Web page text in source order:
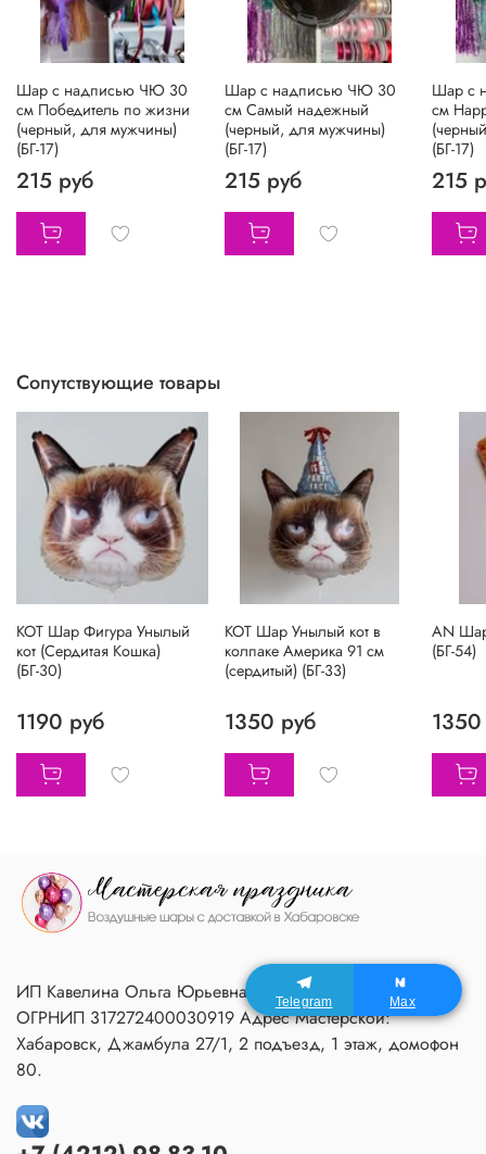
Шар с надписью ЧЮ 30
см Победитель по жизни
(черный, для мужчины)
(БГ-17)
215 руб
Шар с надписью ЧЮ 30
см Самый надежный
(черный, для мужчины)
(БГ-17)
215 руб
Шар с
см
(БГ-17)
215
Сопутствующие товары
КОТ Шар Фигура Унылый
кот (Сердитая Кошка)
(БГ-30)
1190 руб
КОТ Шар Унылый кот в
колпаке Америка 91 см
(сердитый) (БГ-33)
1350 руб
AN
(БГ-54)
ИП Кавелина Ольга Юрьевна ИНН 270604366791
ОГРНИП 317272400030919 Адрес Мастерской:
Хабаровск, Джамбула 27/1, 2 подъезд, 1 этаж, домофон
80.
Telegram Max